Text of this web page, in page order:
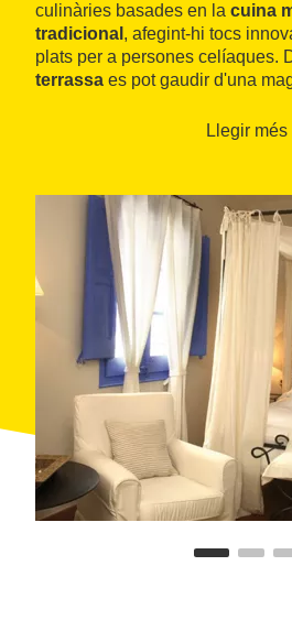
culinàries basades en la cuina
tradicional , afegint-hi tocs
plats per a persones celíaques.
terrassa es pot gaudir d'una
Llegir més